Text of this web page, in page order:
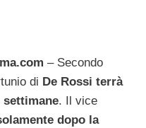
– Secondo
di De Rossi terrà
. Il vice
dopo la